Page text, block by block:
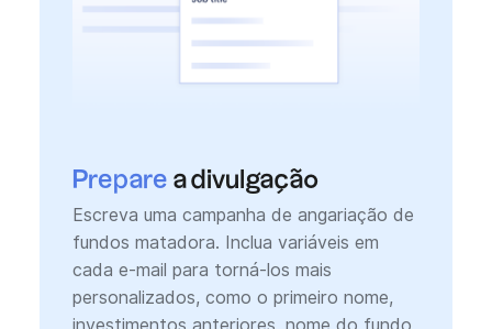
Prepare a divulgação
Escreva uma campanha de angariação de
fundos matadora. Inclua variáveis em
cada e-mail para torná-los mais
personalizados, como o primeiro nome,